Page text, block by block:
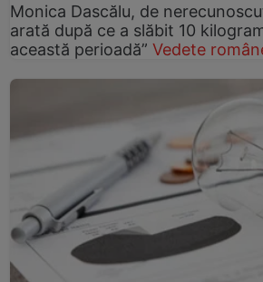
Monica Dascălu, de
arată după ce a slăbit 10
această perioadă” Vedete